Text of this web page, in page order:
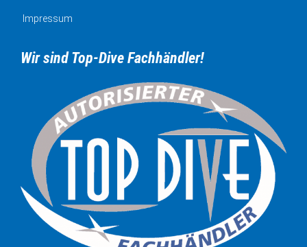
Impressum
Wir sind Top-Dive Fachhändler!